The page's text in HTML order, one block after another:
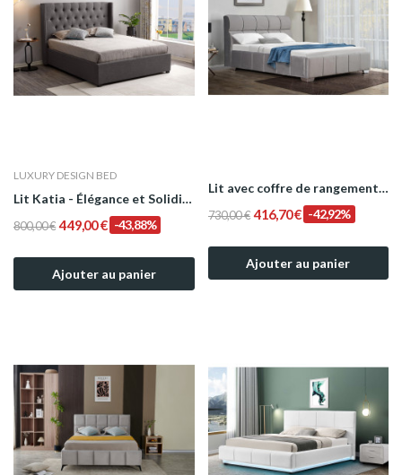
LUXURY DESIGN BED
Lit Katia - Élégance et Solidité
800,00 € 449,00 € -43,88%
Ajouter au panier
Lit avec coffre de rangement Gris modèle LYNA
730,00 € 416,70 € -42,92%
Ajouter au panier